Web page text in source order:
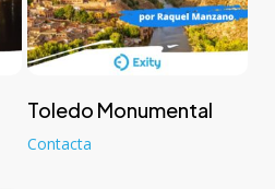
Toledo Monumental
Contacta